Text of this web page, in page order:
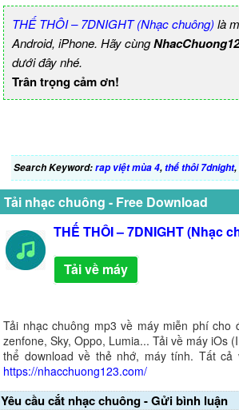
THẾ THÔI – 7DNIGHT (Nhạc chuông) là
Android, iPhone. Hãy cùng
dưới đây nhé.
Trân trọng cảm ơn!
Search Keyword:rap việt mùa 4,thế thôi 7dnight,
Tải nhạc chuông - Free Download
THẾ THÔI – 7DNIGHT (Nhạc
Tải về máy
Tải nhạc chuông mp3 về máy miễn phí cho
zenfone, Sky, Oppo, Lumia... Tải về máy iOs
thể download về thẻ nhớ, máy tính. Tất
https://nhacchuong123.com/
Yêu cầu cắt nhạc chuông - Gửi bình luận